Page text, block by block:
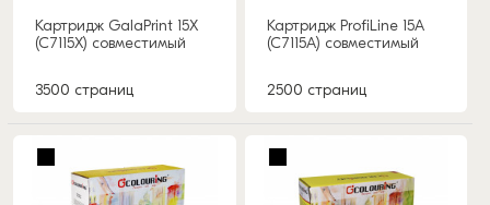
Картридж GalaPrint 15X
(C7115X) совместимый
3500 страниц
Картридж ProfiLine 15A
(C7115A) совместимый
2500 страниц